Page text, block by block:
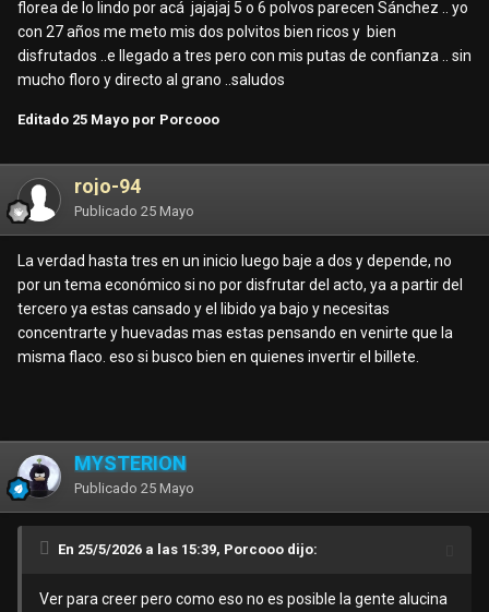
florea de lo lindo por acá jajajaj 5 o 6 polvos parecen Sánchez .. yo
con 27 años me meto mis dos polvitos bien ricos y bien
disfrutados ..e llegado a tres pero con mis putas de confianza .. sin
mucho floro y directo al grano ..saludos
Editado 25 Mayo por Porcooo
rojo-94
Publicado 25 Mayo
La verdad hasta tres en un inicio luego baje a dos y depende, no
por un tema económico si no por disfrutar del acto, ya a partir del
tercero ya estas cansado y el libido ya bajo y necesitas
concentrarte y huevadas mas estas pensando en venirte que la
misma flaco. eso si busco bien en quienes invertir el billete.
MYSTERION
Publicado 25 Mayo
En 25/5/2026 a las 15:39, Porcooo dijo:
Ver para creer pero como eso no es posible la gente alucina